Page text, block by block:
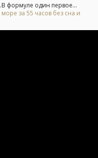
формуле один первое...
за 55 часов без сна и